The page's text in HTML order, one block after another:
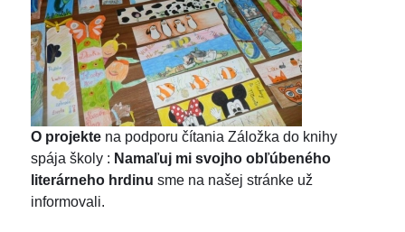
O projekte na podporu čítania Záložka do knihy
spája školy : Namaľuj mi svojho obľúbeného
literárneho hrdinu sme na našej stránke už
informovali.